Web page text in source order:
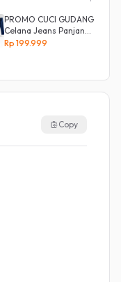
PROMO CUCI GUDANG
Celana Jeans Panjang
Size 27-38 Pria Lepis
Rp 199.999
Copy